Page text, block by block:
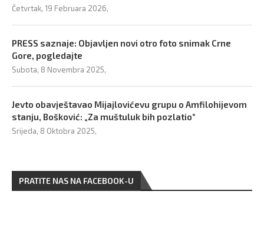
Četvrtak, 19 Februara 2026,
PRESS saznaje: Objavljen novi otro foto snimak Crne
Gore, pogledajte
Subota, 8 Novembra 2025,
Jevto obavještavao Mijajlovićevu grupu o Amfilohijevom
stanju, Bošković: „Za muštuluk bih pozlatio“
Srijeda, 8 Oktobra 2025,
PRATITE NAS NA FACEBOOK-U